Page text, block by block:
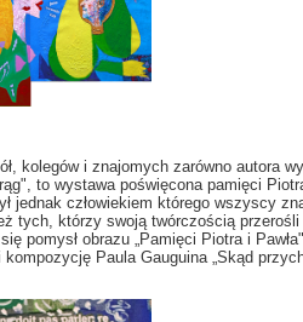
kolegów i znajomych zarówno autora
to wystawa poświęcona pamięci
jednak człowiekiem którego wszyscy
tych, którzy swoją twórczością
pomysł obrazu „Pamięci Piotra i
Paula Gauguina „Skąd